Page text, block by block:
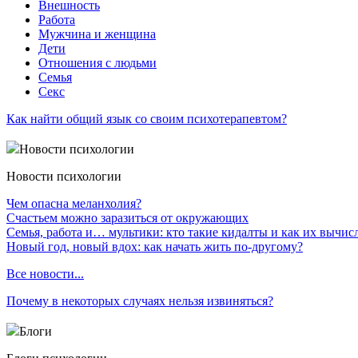
Внешность
Работа
Мужчина и женщина
Дети
Отношения с людьми
Семья
Секс
Как найти общий язык со своим психотерапевтом?
Новости психологии
Новости психологии
Чем опасна меланхолия?
Счастьем можно заразиться от окружающих
Семья, работа и… мультики: кто такие кидалты и как их
Новый год, новый вдох: как начать жить по-другому?
Все новости...
Почему в некоторых случаях нельзя извиняться?
Блоги